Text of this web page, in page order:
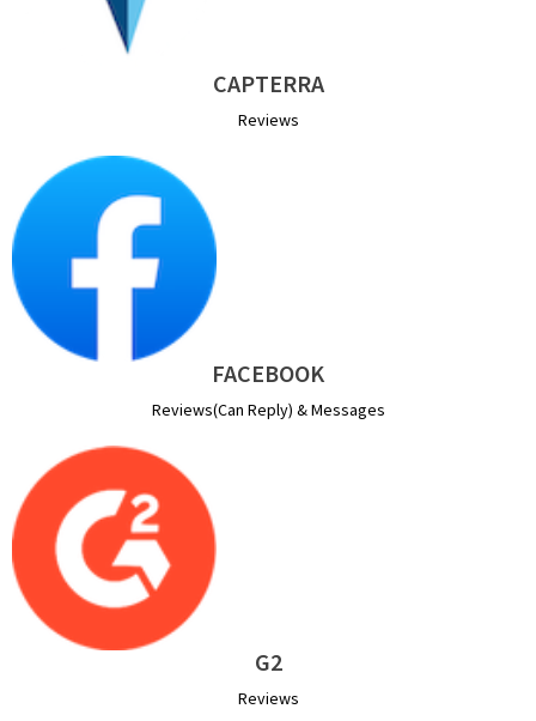
CAPTERRA
Reviews
FACEBOOK
Reviews(Can Reply) & Messages
G2
Reviews